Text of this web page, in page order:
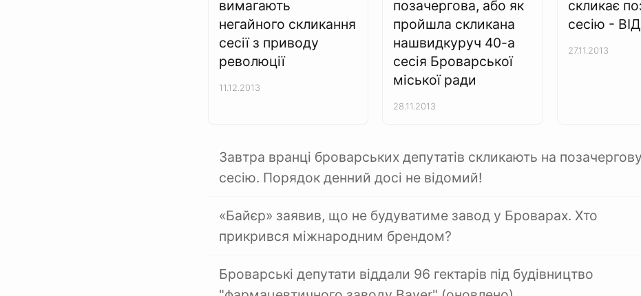
вимагають
негайного скликання
сесії з приводу
революції
11.12.2013
позачергова, або як
пройшла скликана
нашвидкуруч 40-а
сесія Броварської
міської ради
28.11.2013
скликає
сесію -
27.11.2013
Завтра вранці броварських депутатів скликають на позачергову
сесію. Порядок денний досі не відомий!
«Байєр» заявив, що не будуватиме завод у Броварах. Хто
прикрився міжнародним брендом?
Броварські депутати віддали 96 гектарів під будівництво